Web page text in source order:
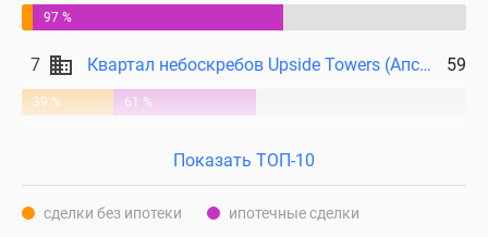
Коттеджные
водоема
Коттеджные
Бизнес-
97 %
7 Квартал небоскребов Upside Towers (Апсайд Тауерс) 59
39 % 61 %
Показать ТОП-10
сделки без ипотеки ипотечные сделки